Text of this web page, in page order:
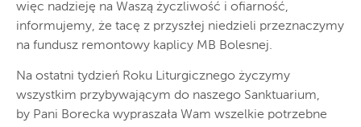
więc nadzieję na Waszą życzliwość i ofiarność,
informujemy, że tacę z przyszłej niedzieli przeznaczymy
na fundusz remontowy kaplicy MB Bolesnej.
Na ostatni tydzień Roku Liturgicznego życzymy
wszystkim przybywającym do naszego Sanktuarium,
by Pani Borecka wypraszała Wam wszelkie potrzebne